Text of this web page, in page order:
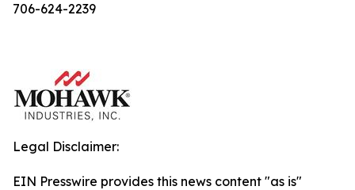
706-624-2239
Legal Disclaimer:
EIN Presswire provides this news content "as is"